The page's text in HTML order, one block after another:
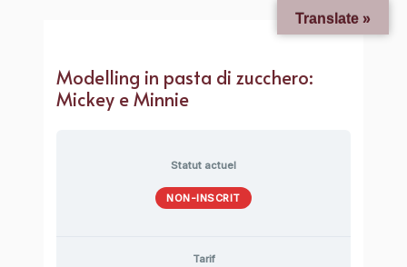
Modelling in pasta di zucchero:
Mickey e Minnie
Statut actuel
NON-INSCRIT
Tarif
Translate »